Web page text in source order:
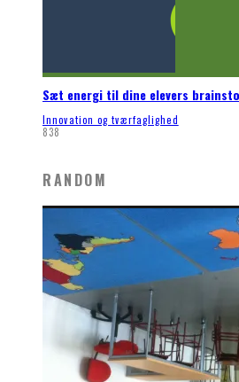
Sæt energi til dine elevers
Innovation og tværfaglighed
838
RANDOM